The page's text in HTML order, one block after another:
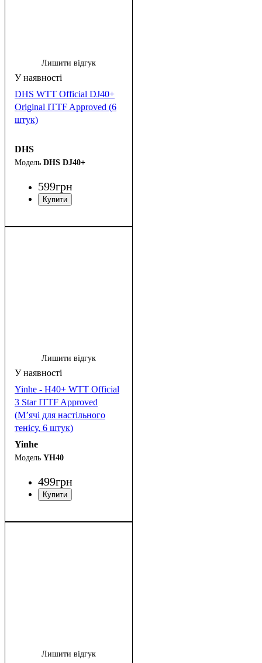
Лишити відгук
DHS WTT Official DJ40+
Original ITTF Approved (6
штук)
DHS
DHS DJ40+
599грн
Лишити відгук
Yinhe - H40+ WTT Official
3 Star ITTF Approved
(М’ячі для настільного
тенісу, 6 штук)
Yinhe
YH40
499грн
Лишити відгук